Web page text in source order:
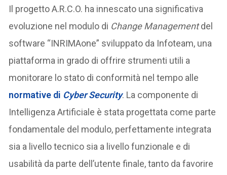
Il progetto A.R.C.O. ha innescato una significativa
evoluzione nel modulo di Change Managementdel
software “INRIMAone” sviluppato da Infoteam, una
piattaforma in grado di offrire strumenti utili a
monitorare lo stato di conformità nel tempo alle
normative di Cyber Security. La componente di
Intelligenza Artificiale è stata progettata come parte
fondamentale del modulo, perfettamente integrata
sia a livello tecnico sia a livello funzionale e di
usabilità da parte dell’utente finale, tanto da favorire